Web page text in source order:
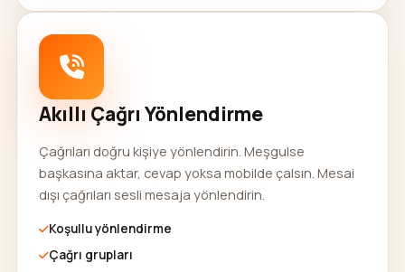
Akıllı Çağrı Yönlendirme
Çağrıları doğru kişiye yönlendirin. Meşgulse
başkasına aktar, cevap yoksa mobilde çalsın. Mesai
dışı çağrıları sesli mesaja yönlendirin.
Koşullu yönlendirme
Çağrı grupları